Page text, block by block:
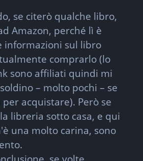
se citerò qualche libro,
Amazon, perché lì è
informazioni sul libro
comprarlo (lo
sono affiliati quindi mi
– molto pochi – se
acquistare). Però se
libreria sotto casa, e qui
una molto carina, sono